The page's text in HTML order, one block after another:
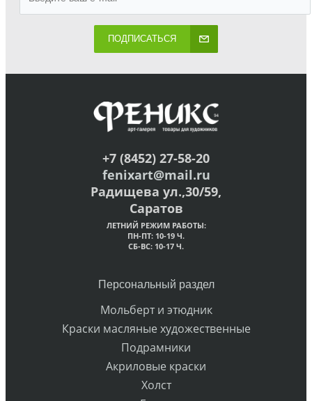
ПОДПИСАТЬСЯ
+7 (8452) 27-58-20
fenixart@mail.ru
Радищева ул.,30/59,
Саратов
ЛЕТНИЙ РЕЖИМ РАБОТЫ:
ПН-ПТ: 10-19 Ч.
СБ-ВС: 10-17 Ч.
Персональный раздел
Мольберт и этюдник
Краски масляные художественные
Подрамники
Акриловые краски
Холст